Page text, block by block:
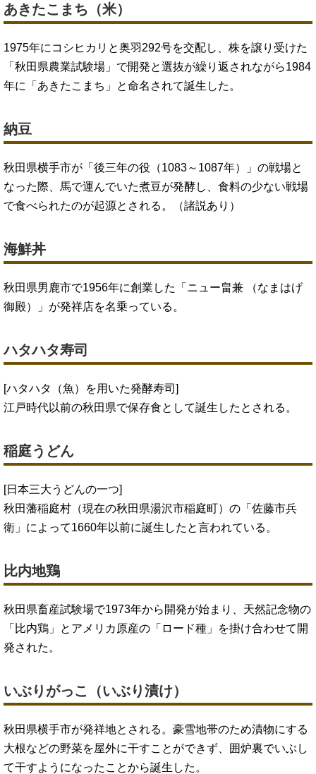
あきたこまち（米）
1975年にコシヒカリと奥羽292号を交配し、株を譲り受けた
「秋田県農業試験場」で開発と選抜が繰り返されながら1984
年に「あきたこまち」と命名されて誕生した。
納豆
秋田県横手市が「後三年の役（1083～1087年）」の戦場と
なった際、馬で運んでいた煮豆が発酵し、食料の少ない戦場
で食べられたのが起源とされる。（諸説あり）
海鮮丼
秋田県男鹿市で1956年に創業した「ニュー畠兼 （なまはげ
御殿）」が発祥店を名乗っている。
ハタハタ寿司
[ハタハタ（魚）を用いた発酵寿司]
江戸時代以前の秋田県で保存食として誕生したとされる。
稲庭うどん
[日本三大うどんの一つ]
秋田藩稲庭村（現在の秋田県湯沢市稲庭町）の「佐藤市兵
衛」によって1660年以前に誕生したと言われている。
比内地鶏
秋田県畜産試験場で1973年から開発が始まり、天然記念物の
「比内鶏」とアメリカ原産の「ロード種」を掛け合わせて開
発された。
いぶりがっこ（いぶり漬け）
秋田県横手市が発祥地とされる。豪雪地帯のため漬物にする
大根などの野菜を屋外に干すことができず、囲炉裏でいぶし
て干すようになったことから誕生した。